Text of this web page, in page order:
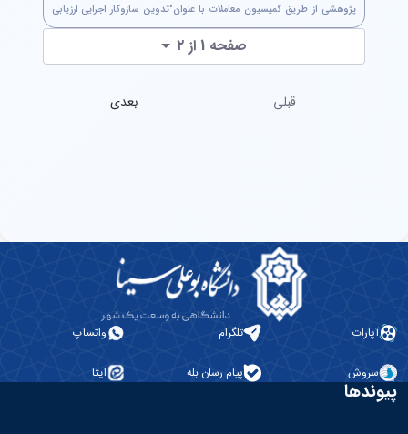
پژوهشی از طریق کمیسیون معاملات با عنوان"تدوین سازوکار اجرایی ارزیابی
ساختمان سبز و معماری پایدار در شهرداری تهران" جهت استحضار ارسال...
صفحه 1 از ۲
قبلی بعدی
آپارات تلگرام واتساپ
سروش پیام رسان بله ایتا
پیوندها